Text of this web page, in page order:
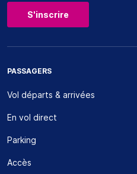
S'inscrire
PASSAGERS
Vol départs & arrivées
En vol direct
Parking
Accès